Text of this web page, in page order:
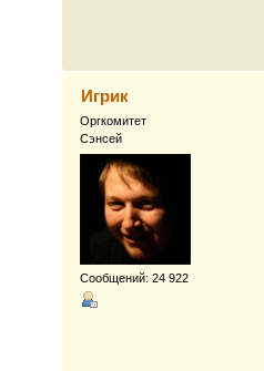
Игрик
Оргкомитет
Сэнсей
Сообщений: 24 922